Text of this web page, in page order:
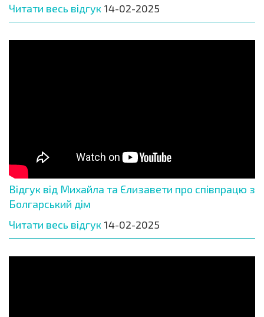
Читати весь відгук 14-02-2025
Відгук від Михайла та Єлизавети про співпрацю з
Болгарський дім
Читати весь відгук 14-02-2025